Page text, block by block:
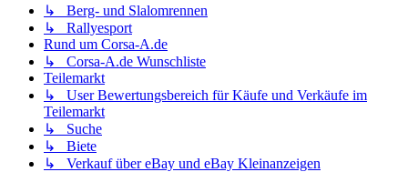
↳ Berg- und Slalomrennen
↳ Rallyesport
Rund um Corsa-A.de
↳ Corsa-A.de Wunschliste
Teilemarkt
↳ User Bewertungsbereich für Käufe und Verkäufe im
Teilemarkt
↳ Suche
↳ Biete
↳ Verkauf über eBay und eBay Kleinanzeigen